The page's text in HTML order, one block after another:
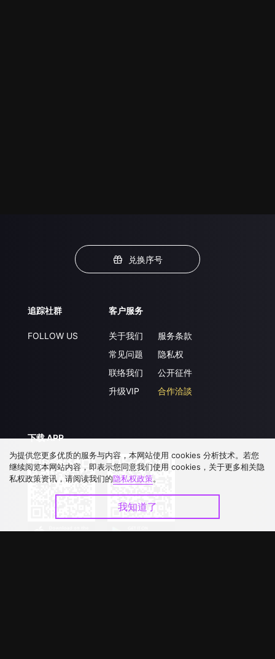
兑换序号
追踪社群
FOLLOW US
客户服务
关于我们
常见问题
联络我们
升级VIP
服务条款
隐私权
公开征件
合作洽談
下载 APP
为提供您更多优质的服务与内容，本网站使用 cookies 分析技术。若您
继续阅览本网站内容，即表示您同意我们使用 cookies，关于更多相关隐
私权政策资讯，请阅读我们的隐私权政策。
我知道了